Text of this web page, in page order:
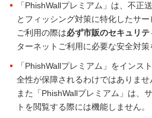
「PhishWallプレミアム」は、不正
とフィッシング対策に特化したサー
ご利用の際は必ず市販のセキュリ
ターネットご利用に必要な安全対策
「PhishWallプレミアム」をインス
全性が保障されるわけではありませ
また「PhishWallプレミアム」は、
トを閲覧する際には機能しません。